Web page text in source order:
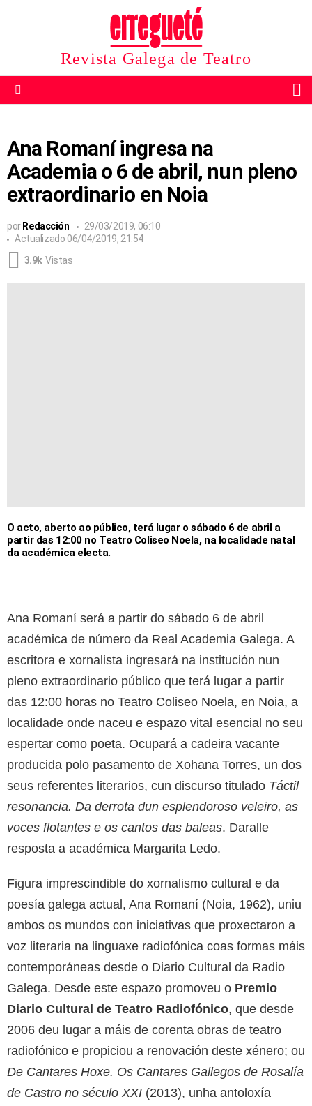
Revista Galega de Teatro
Ana Romaní ingresa na
Academia o 6 de abril, nun pleno
extraordinario en Noia
por Redacción
29/03/2019, 06:10
Actualizado 06/04/2019, 21:54
3.9k Vistas
O acto, aberto ao público, terá lugar o sábado 6 de abril a
partir das 12:00 no Teatro Coliseo Noela, na localidade natal
da académica electa.
Ana Romaní será a partir do sábado 6 de abril
académica de número da Real Academia Galega. A
escritora e xornalista ingresará na institución nun
pleno extraordinario público que terá lugar a partir
das 12:00 horas no Teatro Coliseo Noela, en Noia, a
localidade onde naceu e espazo vital esencial no seu
espertar como poeta. Ocupará a cadeira vacante
producida polo pasamento de Xohana Torres, un dos
seus referentes literarios, cun discurso titulado Táctil
resonancia. Da derrota dun esplendoroso veleiro, as
voces flotantes e os cantos das baleas. Daralle
resposta a académica Margarita Ledo.
Figura imprescindible do xornalismo cultural e da
poesía galega actual, Ana Romaní (Noia, 1962), uniu
ambos os mundos con iniciativas que proxectaron a
voz literaria na linguaxe radiofónica coas formas máis
contemporáneas desde o Diario Cultural da Radio
Galega. Desde este espazo promoveu o Premio
Diario Cultural de Teatro Radiofónico, que desde
2006 deu lugar a máis de corenta obras de teatro
radiofónico e propiciou a renovación deste xénero; ou
De Cantares Hoxe. Os Cantares Gallegos de Rosalía
de Castro no século XXI (2013), unha antoloxía